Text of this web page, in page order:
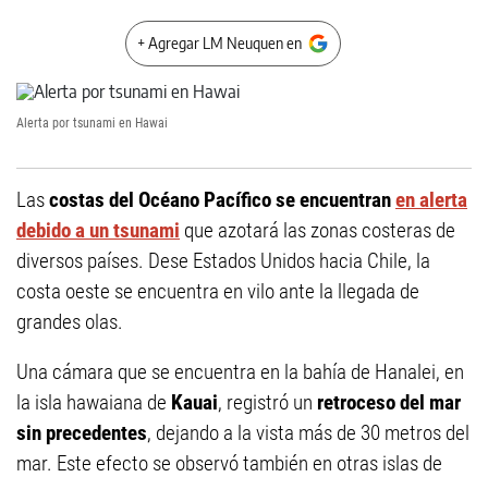
+ Agregar LM Neuquen en
Alerta por tsunami en Hawai
Lascostas del Océano Pacífico se encuentranen alerta
debido a un tsunami que azotará las zonas costeras de
diversos países. Dese Estados Unidos hacia Chile, la
costa oeste se encuentra en vilo ante la llegada de
grandes olas.
Una cámara que se encuentra en la bahía de Hanalei, en
la isla hawaiana de Kauai, registró un retroceso del mar
sin precedentes, dejando a la vista más de 30 metros del
mar. Este efecto se observó también en otras islas de